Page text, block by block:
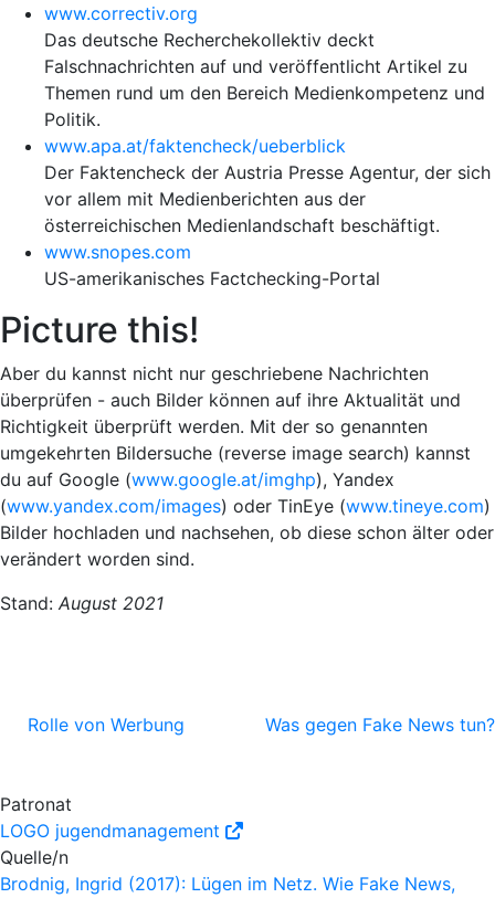
www.correctiv.org
Das deutsche Recherchekollektiv deckt
Falschnachrichten auf und veröffentlicht Artikel zu
Themen rund um den Bereich Medienkompetenz und
Politik.
www.apa.at/faktencheck/ueberblick
Der Faktencheck der Austria Presse Agentur, der sich
vor allem mit Medienberichten aus der
österreichischen Medienlandschaft beschäftigt.
www.snopes.com
US-amerikanisches Factchecking-Portal
Picture this!
Aber du kannst nicht nur geschriebene Nachrichten
überprüfen - auch Bilder können auf ihre Aktualität und
Richtigkeit überprüft werden. Mit der so genannten
umgekehrten Bildersuche (reverse image search) kannst
du auf Google (www.google.at/imghp), Yandex
(www.yandex.com/images) oder TinEye (www.tineye.com)
Bilder hochladen und nachsehen, ob diese schon älter oder
verändert worden sind.
Stand: August 2021
Rolle von Werbung Was gegen Fake News tun?
Patronat
LOGO jugendmanagement
Quelle/n
Brodnig, Ingrid (2017): Lügen im Netz. Wie Fake News,